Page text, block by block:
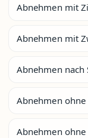
Abnehmen mit
Abnehmen mit
Abnehmen nach
Abnehmen ohne
Abnehmen ohne